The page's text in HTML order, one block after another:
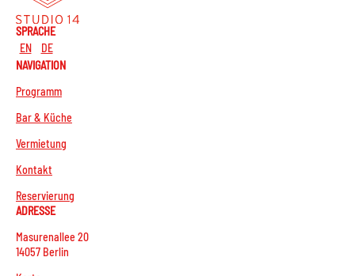
SPRACHE
EN
DE
NAVIGATION
Programm
Bar & Küche
Vermietung
Kontakt
Reservierung
ADRESSE
Masurenallee 20
14057 Berlin